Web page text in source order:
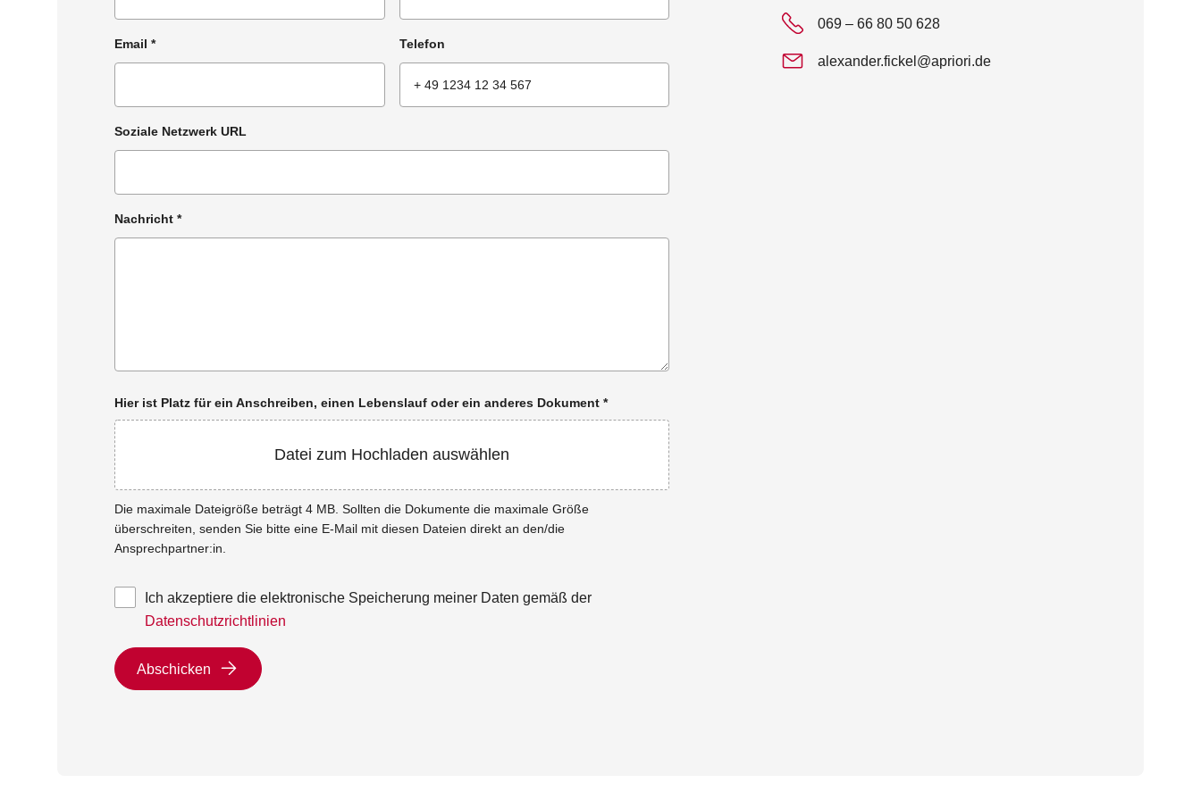
Email * Telefon
Soziale Netzwerk URL
Nachricht *
Hier ist Platz für ein Anschreiben, einen Lebenslauf oder ein anderes Dokument *
Datei zum Hochladen auswählen
Die maximale Dateigröße beträgt 4 MB. Sollten die Dokumente die maximale Größe
überschreiten, senden Sie bitte eine E-Mail mit diesen Dateien direkt an den/die
Ansprechpartner:in.
Ich akzeptiere die elektronische Speicherung meiner Daten gemäß der
Datenschutzrichtlinien
Abschicken
069 – 66 80 50 628
alexander.fickel@apriori.de